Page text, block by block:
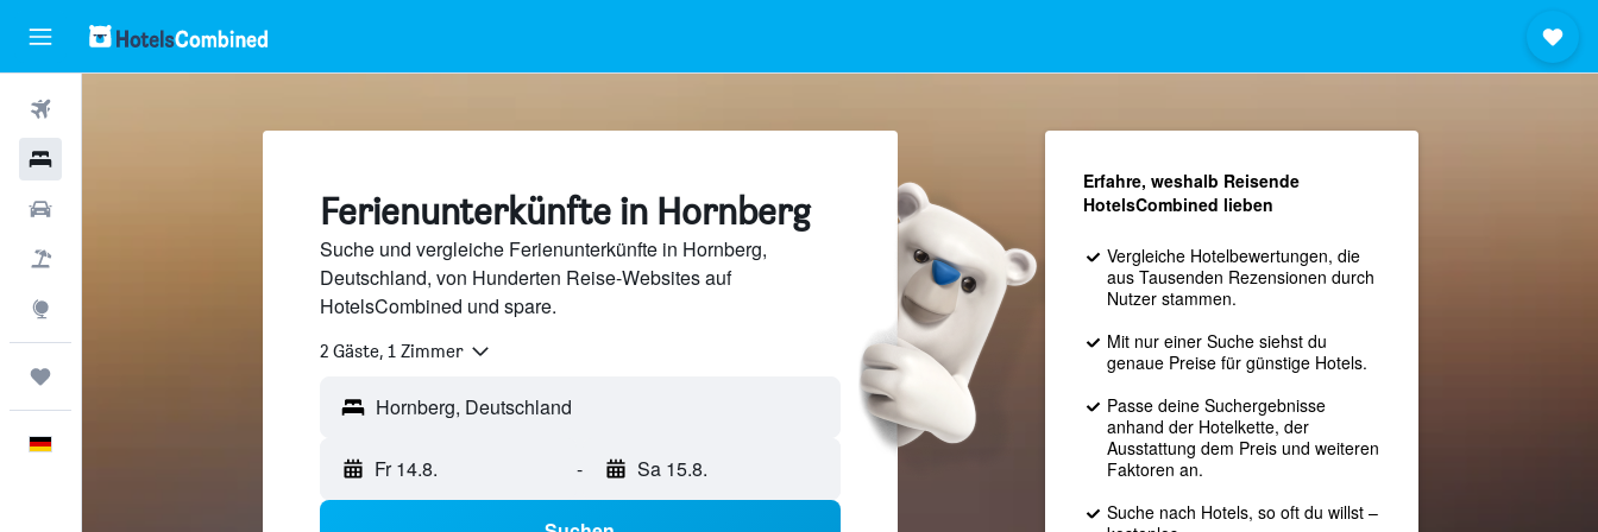
Ferienunterkünfte in Hornberg
Suche und vergleiche Ferienunterkünfte in Hornberg,
Deutschland, von Hunderten Reise-Websites auf
HotelsCombined und spare.
2 Gäste, 1 Zimmer
Fr 14.8. - Sa 15.8.
Erfahre, weshalb Reisende
HotelsCombined lieben
Vergleiche Hotelbewertungen, die
aus Tausenden Rezensionen durch
Nutzer stammen.
Mit nur einer Suche siehst du
genaue Preise für günstige Hotels.
Passe deine Suchergebnisse
anhand der Hotelkette, der
Ausstattung dem Preis und weiteren
Faktoren an.
Suche nach Hotels, so oft du willst –